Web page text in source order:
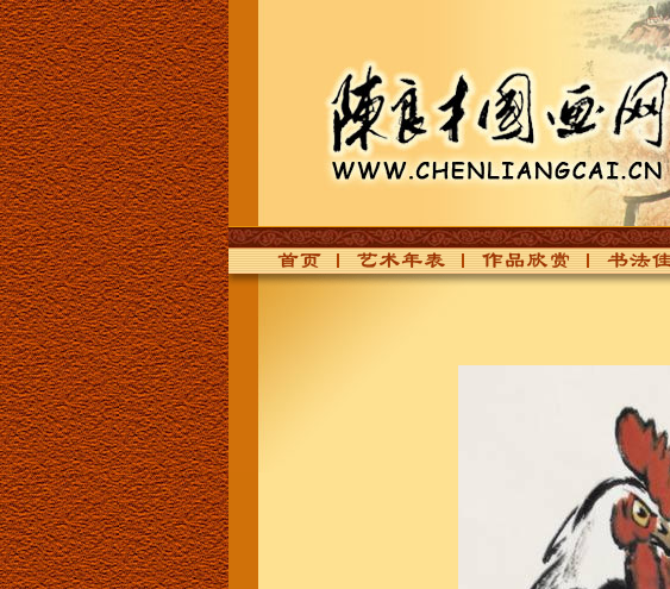
首页 艺术年表 作品欣赏 书法佳作